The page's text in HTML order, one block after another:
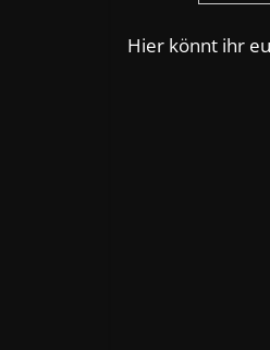
Hier könnt ihr